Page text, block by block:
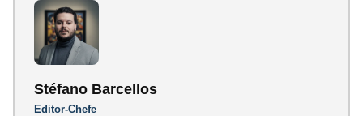
Stéfano Barcellos
Editor-Chefe